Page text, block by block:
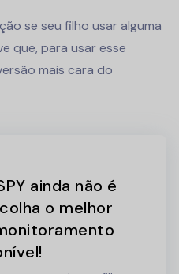
se seu filho usar alguma
que, para usar esse
mais cara do
ainda não é
o melhor